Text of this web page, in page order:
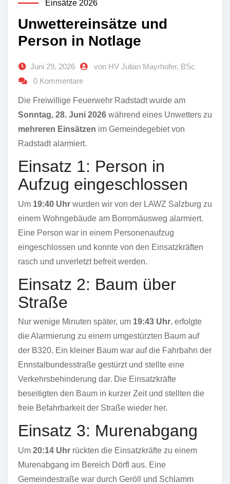
Einsätze 2026
Unwettereinsätze und
Person in Notlage
Juni 29, 2026
von HV Julian Mayrhofer, BSc
0 Kommentare
Die Freiwillige Feuerwehr Radstadt wurde am
Sonntag, 28. Juni 2026 während eines Unwetters zu
mehreren Einsätzen im Gemeindegebiet von
Radstadt alarmiert.
Einsatz 1: Person in
Aufzug eingeschlossen
Um 19:40 Uhr wurden wir von der LAWZ Salzburg zu
einem Wohngebäude am Borromäusweg alarmiert.
Eine Person war in einem Personenaufzug
eingeschlossen und konnte von den Einsatzkräften
rasch und unverletzt befreit werden.
Einsatz 2: Baum über
Straße
Nur wenige Minuten später, um 19:43 Uhr, erfolgte
die Alarmierung zu einem umgestürzten Baum auf
der B320. Ein kleiner Baum war auf die Fahrbahn der
Ennstalbundesstraße gestürzt und stellte eine
Verkehrsbehinderung dar. Die Einsatzkräfte
beseitigten den Baum in kurzer Zeit und stellten die
freie Befahrbarkeit der Straße wieder her.
Einsatz 3: Murenabgang
Um 20:14 Uhr rückten die Einsatzkräfte zu einem
Murenabgang im Bereich Dörfl aus. Eine
Gemeindestraße war durch Geröll und Schlamm